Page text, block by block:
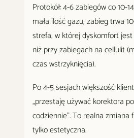
Protokół: 4-6 zabiegów co 10-
mała ilość gazu, zabieg trwa
strefa, w której dyskomfort
niż przy zabiegach na cellulit
czas wstrzyknięcia).
Po 4-5 sesjach większość
„przestaję używać korektora
codziennie". To realna zmiana
tylko estetyczna.